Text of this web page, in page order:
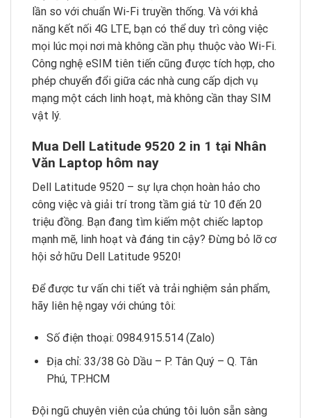
lần so với chuẩn Wi-Fi truyền thống. Và với khả
năng kết nối 4G LTE, bạn có thể duy trì công việc
mọi lúc mọi nơi mà không cần phụ thuộc vào Wi-Fi.
Công nghệ eSIM tiên tiến cũng được tích hợp, cho
phép chuyển đổi giữa các nhà cung cấp dịch vụ
mạng một cách linh hoạt, mà không cần thay SIM
vật lý.
Mua Dell Latitude 9520 2 in 1 tại Nhân
Văn Laptop hôm nay
Dell Latitude 9520 – sự lựa chọn hoàn hảo cho
công việc và giải trí trong tầm giá từ 10 đến 20
triệu đồng. Bạn đang tìm kiếm một chiếc laptop
mạnh mẽ, linh hoạt và đáng tin cậy? Đừng bỏ lỡ cơ
hội sở hữu Dell Latitude 9520!
Để được tư vấn chi tiết và trải nghiệm sản phẩm,
hãy liên hệ ngay với chúng tôi:
Số điện thoại: 0984.915.514 (Zalo)
Địa chỉ: 33/38 Gò Dầu – P. Tân Quý – Q. Tân
Phú, TP.HCM
Đội ngũ chuyên viên của chúng tôi luôn sẵn sàng